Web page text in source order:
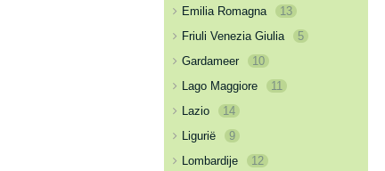
Emilia Romagna
13
Friuli Venezia Giulia
5
Gardameer
10
Lago Maggiore
11
Lazio
14
Ligurië
9
Lombardije
12